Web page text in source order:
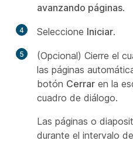
avanzando páginas.
4 Seleccione Iniciar.
5
(Opcional) Cierre el
las páginas
botón Cerrar en la
cuadro de diálogo.
Las páginas o
durante el intervalo